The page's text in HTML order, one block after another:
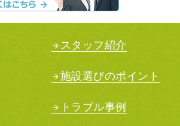
スタッフ紹介
施設選びのポイント
トラブル事例